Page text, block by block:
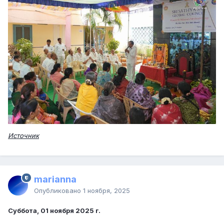
Источник
marianna
Опубликовано 1 ноября, 2025
Суббота, 01 ноября 2025 г.